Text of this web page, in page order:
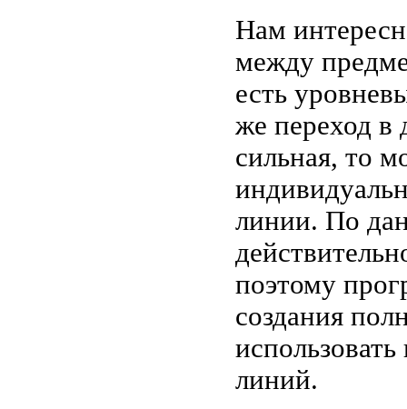
Нам
между
есть
же переход в
сильная, то
линии. По
поэтому
создания
линий.